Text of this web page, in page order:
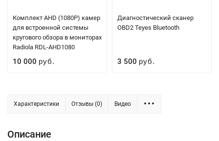
Комплект AHD (1080P) камер
для встроенной системы
кругового обзора в мониторах
Radiola RDL-AHD1080
10 000 руб.
Диагностический сканер
OBD2 Teyes Bluetooth
3 500 руб.
Характеристики Отзывы (0) Видео
Описание